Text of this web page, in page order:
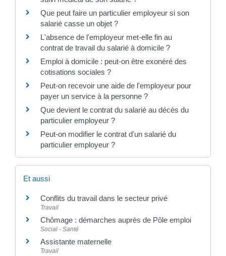
Que peut faire un particulier employeur si son
salarié casse un objet ?
L'absence de l'employeur met-elle fin au
contrat de travail du salarié à domicile ?
Emploi à domicile : peut-on être exonéré des
cotisations sociales ?
Peut-on recevoir une aide de l'employeur pour
payer un service à la personne ?
Que devient le contrat du salarié au décès du
particulier employeur ?
Peut-on modifier le contrat d'un salarié du
particulier employeur ?
Et aussi
Conflits du travail dans le secteur privé
Travail
Chômage : démarches auprès de Pôle emploi
Social - Santé
Assistante maternelle
Travail